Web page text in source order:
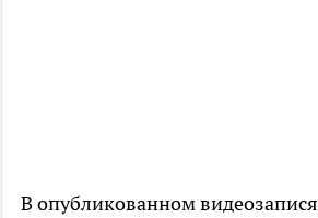
В опубликованном